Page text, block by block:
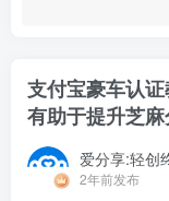
支付宝豪车认
有助于提升芝麻
爱分享:轻创
2年前发布